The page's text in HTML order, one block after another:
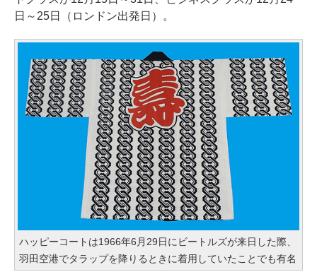
日～25日（ロンドン出発日）。
ハッピーコートは1966年6月29日にビートルズが来日した際、
羽田空港でタラップを降りるときに着用していたことでも有名